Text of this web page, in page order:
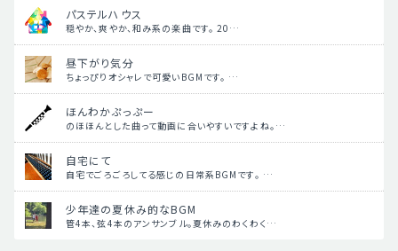
パステルハウス
穏やか、爽やか、和み系の楽曲です。 20…
昼下がり気分
ちょっぴりオシャレで可愛いBGMです。 …
ほんわかぷっぷー
のほほんとした曲って動画に合いやすいですよね。…
自宅にて
自宅でごろごろしてる感じの日常系BGMです。 …
少年達の夏休み的なBGM
管4本、弦4本のアンサンブル。夏休みのわくわく…